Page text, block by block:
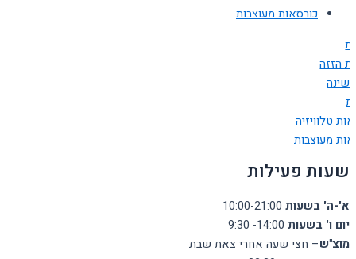
כורסאות מעוצבות
הזזה
שינה
טלוויזיה
מעוצבות
שעות פעילות
א'-ה' בשעות
יום ו' בשעות
מוצ"ש– חצי שעה אחרי צאת שבת